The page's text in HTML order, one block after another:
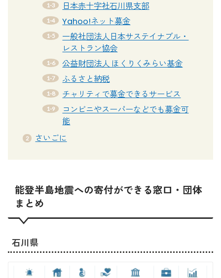
日本赤十字社石川県支部
Yahoo!ネット募金
一般社団法人日本サステイナブル・
レストラン協会
公益財団法人 ほくりくみらい基金
ふるさと納税
チャリティで募金できるサービス
コンビニやスーパーなどでも募金可
能
さいごに
能登半島地震への寄付ができる窓口・団体
まとめ
石川県